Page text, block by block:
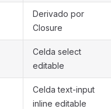
Derivado por
Closure
Celda select
editable
Celda text-input
inline editable